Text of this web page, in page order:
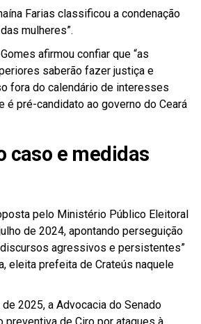
Farias classificou a condenação
mulheres”.
afirmou confiar que “as
saberão fazer justiça e
fora do calendário de interesses
é pré-candidato ao governo do Ceará
caso e medidas
pelo Ministério Público Eleitoral
de 2024, apontando perseguição
agressivos e persistentes”
eleita prefeita de Crateús naquele
2025, a Advocacia do Senado